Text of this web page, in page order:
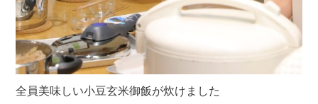
全員美味しい小豆玄米御飯が炊けました